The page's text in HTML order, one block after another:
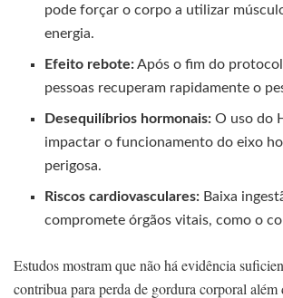
pode forçar o corpo a utilizar
energia.
Efeito rebote:Após o fim do
pessoas recuperam rapidamente o
Desequilíbrios hormonais: O uso do
impactar o funcionamento do eixo
perigosa.
Riscos cardiovasculares: Baixa
compromete órgãos vitais, como o
Estudos mostram que não há evidência
contribua para perda de gordura corporal além